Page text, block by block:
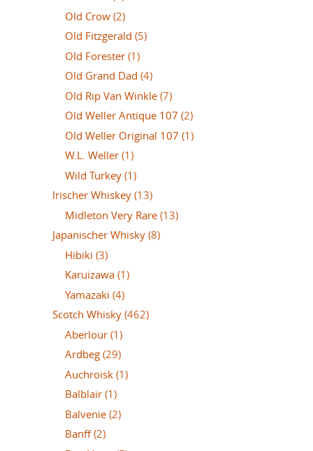
Old Crow (2)
Old Fitzgerald (5)
Old Forester (1)
Old Grand Dad (4)
Old Rip Van Winkle (7)
Old Weller Antique 107 (2)
Old Weller Original 107 (1)
W.L. Weller (1)
Wild Turkey (1)
Irischer Whiskey (13)
Midleton Very Rare (13)
Japanischer Whisky (8)
Hibiki (3)
Karuizawa (1)
Yamazaki (4)
Scotch Whisky (462)
Aberlour (1)
Ardbeg (29)
Auchroisk (1)
Balblair (1)
Balvenie (2)
Banff (2)